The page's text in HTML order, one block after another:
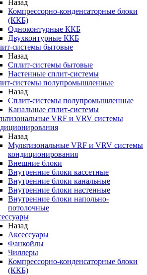
Назад
Компрессорно-конденсаторные блоки
(ККБ)
Одноконтурные ККБ
Двухконтурные ККБ
системы бытовые
Назад
Сплит-системы бытовые
Настенные сплит-системы
системы полупромышленные
Назад
Сплит-системы полупромышленные
Канальные сплит-системы
VRF и VRV системы
Назад
Мультизональные VRF и VRV системы
кондиционирования
Внешние блоки
Внутренние блоки кассетные
Внутренние блоки канальные
Внутренние блоки настенные
Внутренние блоки напольно-
потолочные
Назад
Аксессуары
Фанкойлы
Чиллеры
Компрессорно-конденсаторные блоки
(ККБ)